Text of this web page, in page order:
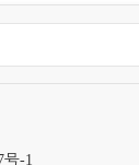
号-1